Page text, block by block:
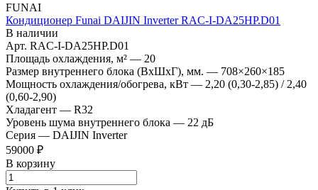
FUNAI
Кондиционер Funai DAIJIN Inverter RAC-I-DA25HP.D01
В наличии
Арт. RAC-I-DA25HP.D01
Площадь охлаждения, м² — 20
Размер внутреннего блока (ВхШхГ), мм. — 708×260×185
Мощность охлаждения/обогрева, кВт — 2,20 (0,30-2,85) / 2,40
(0,60-2,90)
Хладагент — R32
Уровень шума внутреннего блока — 22 дБ
Серия — DAIJIN Inverter
59000 ₽
В корзину